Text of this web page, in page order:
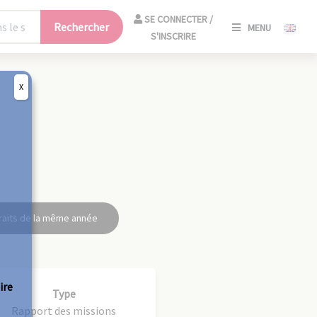
Rechercher
SE CONNECTER /
S'INSCRIRE
MENU
de la même année
Type
Rapport des missions
X